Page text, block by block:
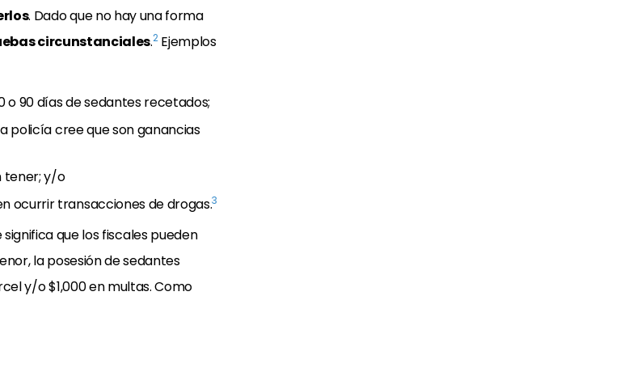
. Dado que no hay una forma
circunstanciales.2Ejemplos
o 90 días de sedantes recetados;
policía cree que son ganancias
tener; y/o
ocurrir transacciones de drogas.3
significa que los fiscales pueden
la posesión de sedantes
y/o $1,000 en multas. Como